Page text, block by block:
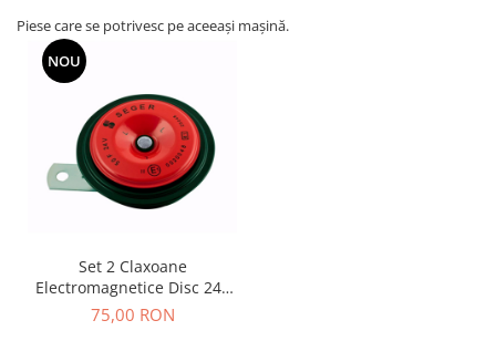
Piese care se potrivesc pe aceeași mașină.
NOU
Set 2 Claxoane
Electromagnetice Disc 24V
SEGER - Ton Înalt și Ton Jos,
Omologare E1
75,00 RON